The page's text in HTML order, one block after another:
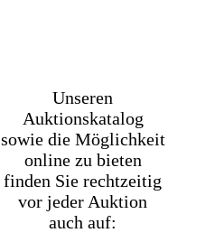
Unseren
Auktionskatalog
sowie die Möglichkeit
online zu bieten
finden Sie rechtzeitig
vor jeder Auktion
auch auf: